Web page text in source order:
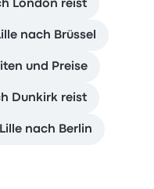
London reist
nach Brüssel
und Preise
Dunkirk reist
nach Berlin